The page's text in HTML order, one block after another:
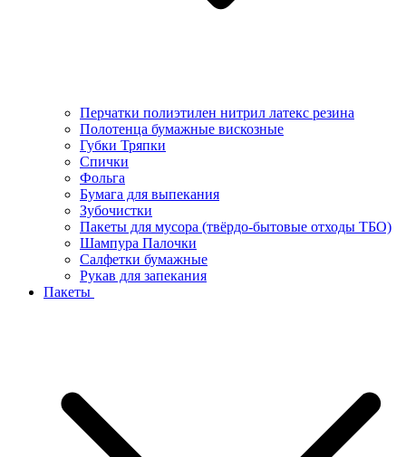
Перчатки полиэтилен нитрил латекс резина
Полотенца бумажные вискозные
Губки Тряпки
Спички
Фольга
Бумага для выпекания
Зубочистки
Пакеты для мусора (твёрдо-бытовые отходы ТБО)
Шампура Палочки
Салфетки бумажные
Рукав для запекания
Пакеты